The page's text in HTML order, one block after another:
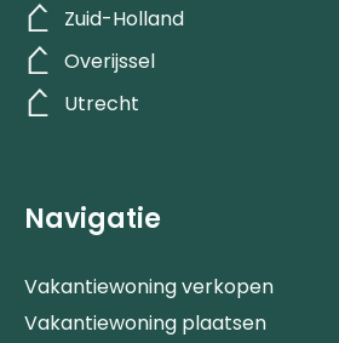
Zuid-Holland
Overijssel
Utrecht
Navigatie
Vakantiewoning verkopen
Vakantiewoning plaatsen